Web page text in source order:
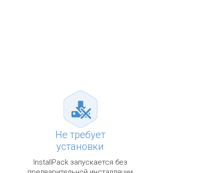
Не требует
установки
InstallPack запускается без